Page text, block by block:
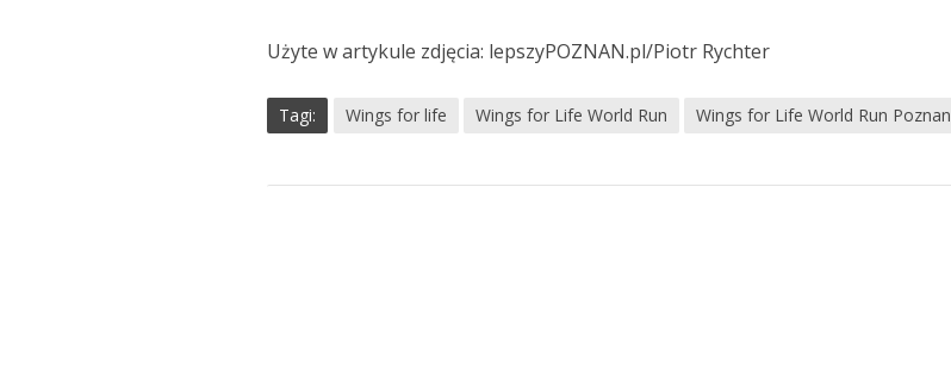
Użyte w artykule zdjęcia: lepszyPOZNAN.pl/Piotr Rychter
Tagi: Wings for life Wings for Life World Run Wings for Life World Run Poznan